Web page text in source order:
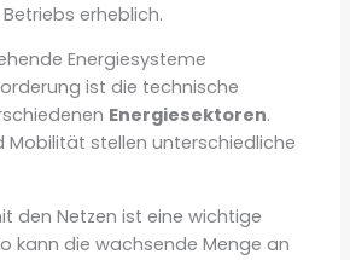
erheblich.
Energiesysteme
ist die technische
Energiesektoren.
Mobilität stellen unterschiedliche
den Netzen ist eine wichtige
kann die wachsende Menge an